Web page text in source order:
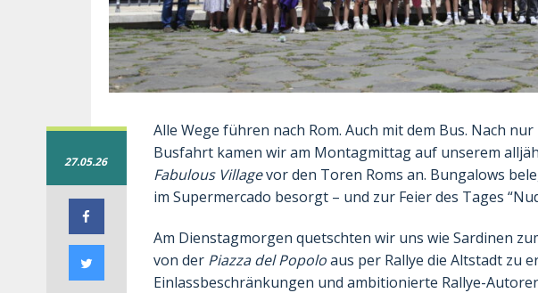
27.05.26
Alle Wege führen nach Rom. Auch mit dem Bus. Nach
Busfahrt kamen wir am Montagmittag auf unserem
Fabulous Villagevor den Toren Roms an. Bungalows
im Supermercado besorgt – und zur Feier des Tages
Am Dienstagmorgen quetschten wir uns wie Sardinen
von der Piazza del Popoloaus per Rallye die Altstadt zu
Einlassbeschränkungen und ambitionierte Rallye-